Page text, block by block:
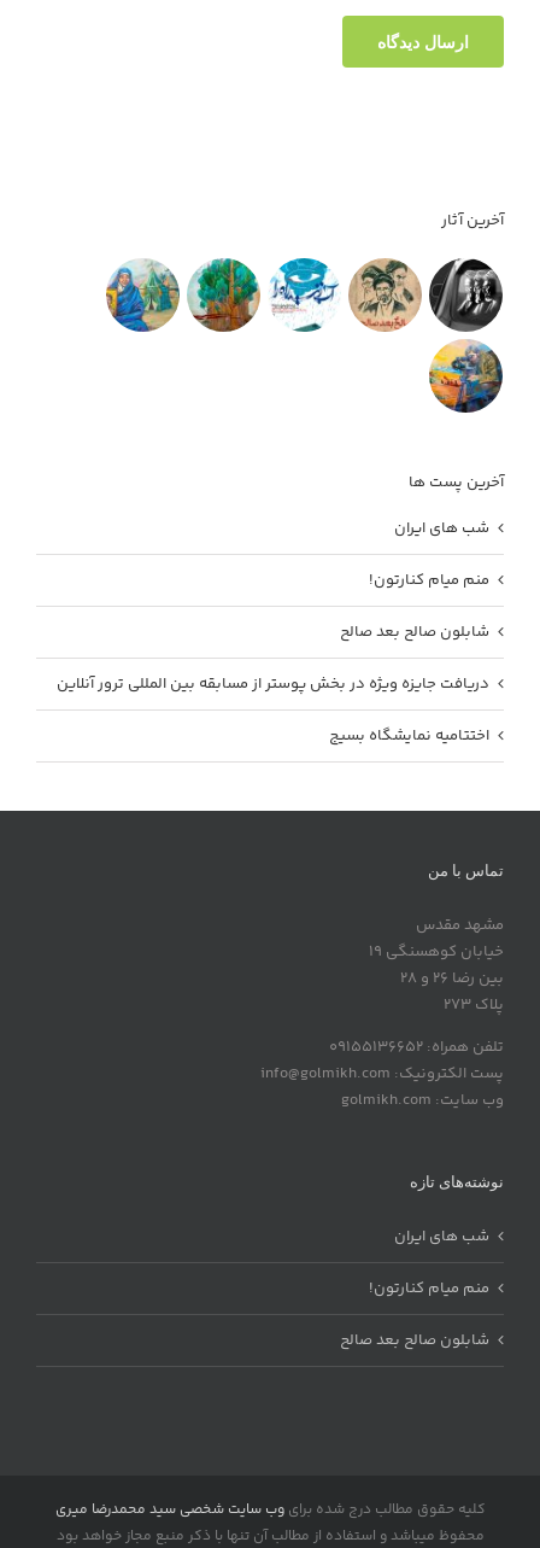
آخرین آثار
آخرین پست ها
شب های ایران
منم میام کنارتون!
شابلون صالح بعد صالح
دریافت جایزه ویژه در بخش پوستر از مسابقه بین المللی ترور آنلاین
اختتامیه نمایشگاه بسیج
تماس با من
مشهد مقدس
خیابان کوهسنگی 19
بین رضا 26 و 28
پلاک 273
تلفن همراه: 09155136652
پست الکترونیک: info@golmikh.com
وب سایت: golmikh.com
نوشته‌های تازه
شب های ایران
منم میام کنارتون!
شابلون صالح بعد صالح
کلیه حقوق مطالب درج شده برایوب سایت شخصی سید محمدرضا میری
محفوظ میباشد و استفاده از مطالب آن تنها با ذکر منبع مجاز خواهد بود